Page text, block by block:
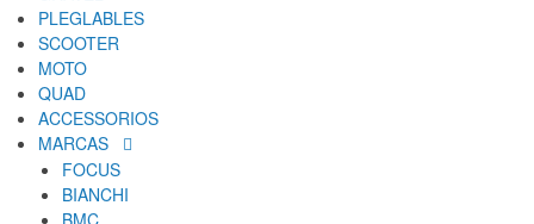
PLEGLABLES
SCOOTER
MOTO
QUAD
ACCESSORIOS
MARCAS
FOCUS
BIANCHI
BMC